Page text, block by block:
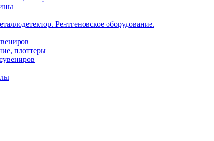
Рентгеновское оборудование.
плоттеры